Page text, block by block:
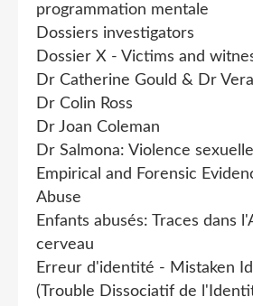
programmation mentale
Dossiers investigators
Dossier X - Victims and
Dr Catherine Gould & Dr
Dr Colin Ross
Dr Joan Coleman
Dr Salmona: Violence
Empirical and Forensic
Abuse
Enfants abusés: Traces dans
cerveau
Erreur d'identité - Mistaken
(Trouble Dissociatif de